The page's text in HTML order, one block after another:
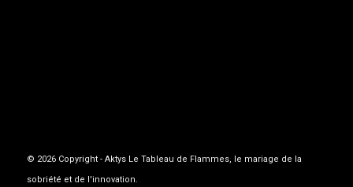
© 2026 Copyright - Aktys Le Tableau de Flammes, le mariage de la
sobriété et de l'innovation.